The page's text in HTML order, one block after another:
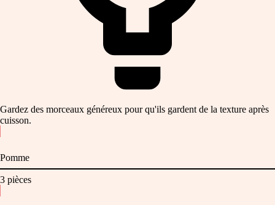
Gardez des morceaux généreux pour qu'ils gardent de la texture après
cuisson.
Pomme
3 pièces